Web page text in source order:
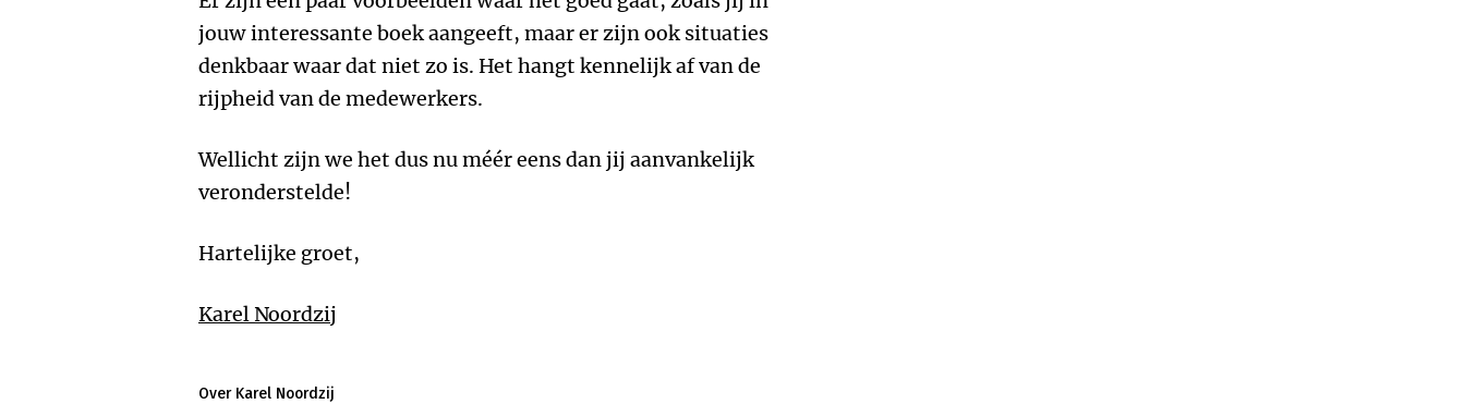
jouw interessante boek aangeeft, maar er zijn ook situaties
denkbaar waar dat niet zo is. Het hangt kennelijk af van de
rijpheid van de medewerkers.
Wellicht zijn we het dus nu méér eens dan jij aanvankelijk
veronderstelde!
Hartelijke groet,
Karel Noordzij
Over Karel Noordzij